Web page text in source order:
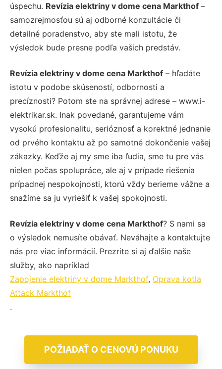
úspechu. Revízia elektriny v dome cena Markthof –
samozrejmosťou sú aj odborné konzultácie či
detailné poradenstvo, aby ste mali istotu, že
výsledok bude presne podľa vašich predstáv.
Revízia elektriny v dome cena Markthof – hľadáte
istotu v podobe skúseností, odbornosti a
precíznosti? Potom ste na správnej adrese – www.i-
elektrikar.sk. Inak povedané, garantujeme vám
vysokú profesionalitu, serióznosť a korektné jednanie
od prvého kontaktu až po samotné dokončenie vašej
zákazky. Keďže aj my sme iba ľudia, sme tu pre vás
nielen počas spolupráce, ale aj v prípade riešenia
prípadnej nespokojnosti, ktorú vždy berieme vážne a
snažíme sa ju vyriešiť k vašej spokojnosti.
Revízia elektriny v dome cena Markthof? S nami sa
o výsledok nemusíte obávať. Neváhajte a kontaktujte
nás pre viac informácií. Prezrite si aj ďalšie naše
služby, ako napríklad
Zapojenie elektriny v dome Markthof, Oprava kotla
Attack Markthof
.
POŽIADAŤ O CENOVÚ PONUKU